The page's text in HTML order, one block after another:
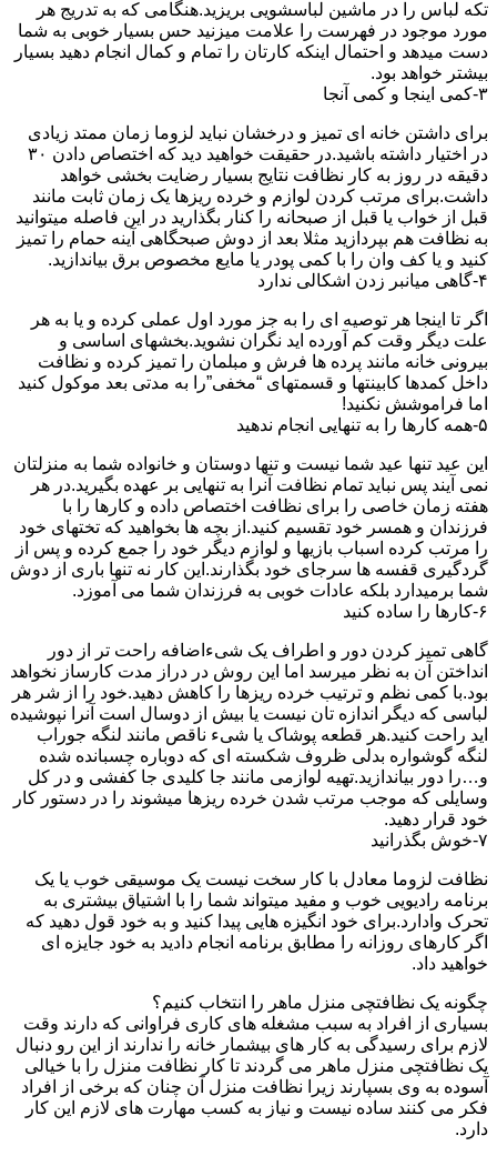
تکه لباس را در ماشین لباسشویی بریزید.هنگامی که به تدریج هر
مورد موجود در فهرست را علامت میزنید حس بسیار خوبی به شما
دست میدهد و احتمال اینکه کارتان را تمام و کمال انجام دهید بسیار
بیشتر خواهد بود.
۳-کمی اینجا و کمی آنجا
برای داشتن خانه ای تمیز و درخشان نباید لزوما زمان ممتد زیادی
در اختیار داشته باشید.در حقیقت خواهید دید که اختصاص دادن ۳۰
دقیقه در روز به کار نظافت نتایج بسیار رضایت بخشی خواهد
داشت.برای مرتب کردن لوازم و خرده ریزها یک زمان ثابت مانند
قبل از خواب یا قبل از صبحانه را کنار بگذارید در این فاصله میتوانید
به نظافت هم بپردازید مثلا بعد از دوش صبحگاهی آینه حمام را تمیز
کنید و یا کف وان را با کمی پودر یا مایع مخصوص برق بیاندازید.
۴-گاهی میانبر زدن اشکالی ندارد
اگر تا اینجا هر توصیه ای را به جز مورد اول عملی کرده و یا به هر
علت دیگر وقت کم آورده اید نگران نشوید.بخشهای اساسی و
بیرونی خانه مانند پرده ها فرش و مبلمان را تمیز کرده و نظافت
داخل کمدها کابینتها و قسمتهای “مخفی”را به مدتی بعد موکول کنید
اما فراموشش نکنید!
۵-همه کارها را به تنهایی انجام ندهید
این عید تنها عید شما نیست و تنها دوستان و خانواده شما به منزلتان
نمی آیند پس نباید تمام نظافت آنرا به تنهایی بر عهده بگیرید.در هر
هفته زمان خاصی را برای نظافت اختصاص داده و کارها را با
فرزندان و همسر خود تقسیم کنید.از بچه ها بخواهید که تختهای خود
را مرتب کرده اسباب بازیها و لوازم دیگر خود را جمع کرده و پس از
گردگیری قفسه ها سرجای خود بگذارند.این کار نه تنها باری از دوش
شما برمیدارد بلکه عادات خوبی به فرزندان شما می آموزد.
۶-کارها را ساده کنید
گاهی تمیز کردن دور و اطراف یک شیءاضافه راحت تر از دور
انداختن آن به نظر میرسد اما این روش در دراز مدت کارساز نخواهد
بود.با کمی نظم و ترتیب خرده ریزها را کاهش دهید.خود را از شر هر
لباسی که دیگر اندازه تان نیست یا بیش از دوسال است آنرا نپوشیده
اید راحت کنید.هر قطعه پوشاک یا شیء ناقص مانند لنگه جوراب
لنگه گوشواره بدلی ظروف شکسته ای که دوباره چسبانده شده
و…را دور بیاندازید.تهیه لوازمی مانند جا کلیدی جا کفشی و در کل
وسایلی که موجب مرتب شدن خرده ریزها میشوند را در دستور کار
خود قرار دهید.
۷-خوش بگذرانید
نظافت لزوما معادل با کار سخت نیست یک موسیقی خوب یا یک
برنامه رادیویی خوب و مفید میتواند شما را با اشتیاق بیشتری به
تحرک وادارد.برای خود انگیزه هایی پیدا کنید و به خود قول دهید که
اگر کارهای روزانه را مطابق برنامه انجام دادید به خود جایزه ای
خواهید داد.
چگونه یک نظافتچی منزل ماهر را انتخاب کنیم؟
بسیاری از افراد به سبب مشغله های کاری فراوانی که دارند وقت
لازم برای رسیدگی به کار های بیشمار خانه را ندارند از این رو دنبال
یک نظافتچی منزل ماهر می گردند تا کار نظافت منزل را با خیالی
آسوده به وی بسپارند زیرا نظافت منزل آن چنان که برخی از افراد
فکر می کنند ساده نیست و نیاز به کسب مهارت های لازم این کار
دارد.